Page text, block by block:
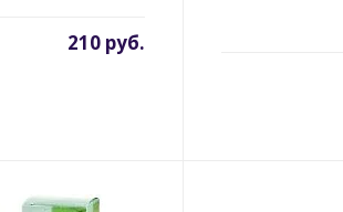
210 руб.